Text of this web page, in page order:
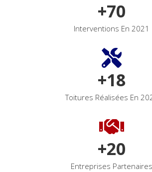
Interventions En 2021
+70
Toitures Réalisées En
+18
Entreprises Partenaires
+20